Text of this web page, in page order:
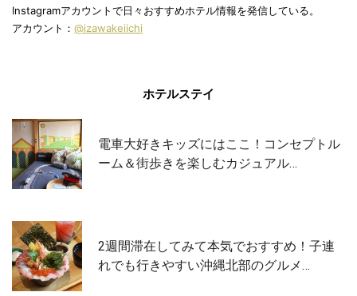
Instagramアカウントで日々おすすめホテル情報を発信している。
アカウント： @izawakeiichi
ホテルステイ
電車大好きキッズにはここ！コンセプトル
ーム＆街歩きを楽しむカジュアル…
2週間滞在してみて本気でおすすめ！子連
れでも行きやすい沖縄北部のグルメ…